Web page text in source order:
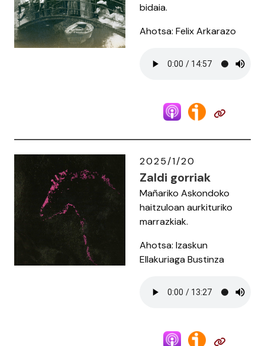
bidaia.
Ahotsa: Felix Arkarazo
2025/1/20
Zaldi gorriak
Mañariko Askondoko
haitzuloan aurkituriko
marrazkiak.
Ahotsa: Izaskun
Ellakuriaga Bustinza